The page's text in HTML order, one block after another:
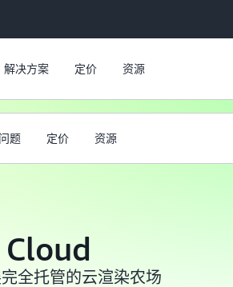
解决方案 定价 资源
题 定价 资源
全托管的云渲染农场